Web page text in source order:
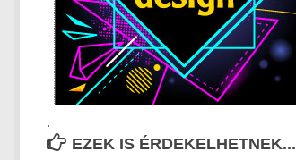
.
EZEK IS ÉRDEKELHETNEK...